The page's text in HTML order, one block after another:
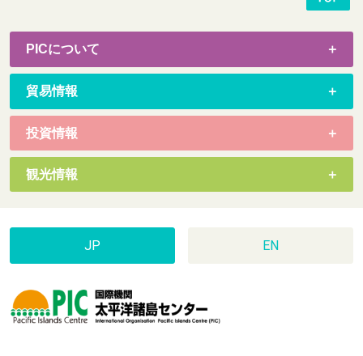
PICについて
貿易情報
投資情報
観光情報
JP EN